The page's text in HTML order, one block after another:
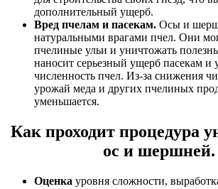
дополнительный ущерб.
Вред пчелам и пасекам. Осы и
натуральными врагами пчел. Они
пчелиные ульи и уничтожать
наносит серьезный ущерб пасекам и
численность пчел. Из-за снижения
урожай меда и других пчелиных
уменьшается.
Как проходит процедура
ос и шершней.
Оценка уровня сложности,